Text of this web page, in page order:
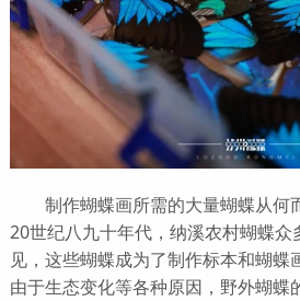
制作蝴蝶画所需的大量蝴蝶从何
20世纪八九十年代，纳溪农村蝴蝶众
见，这些蝴蝶成为了制作标本和蝴蝶
由于生态变化等各种原因，野外蝴蝶